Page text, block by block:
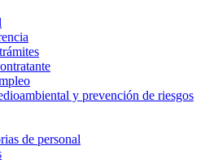
y prevención de riesgos
de personal